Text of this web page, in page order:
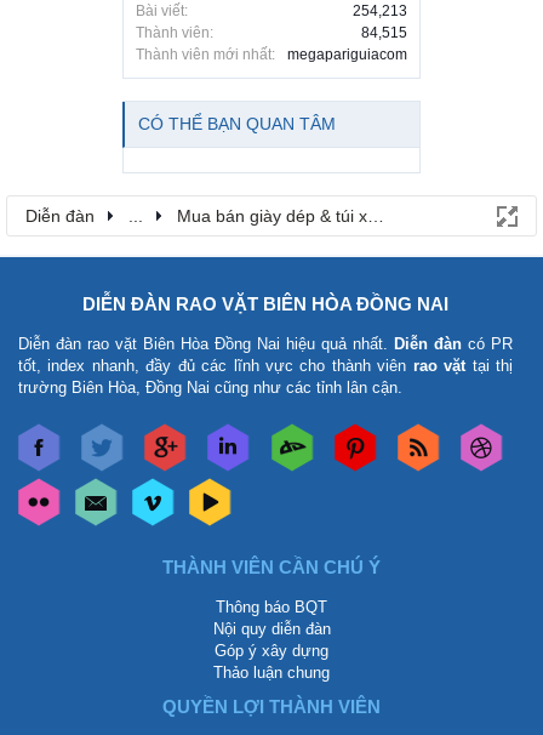
Bài viết:
254,213
Thành viên:
84,515
Thành viên mới nhất:
megapariguiacom
CÓ THỂ BẠN QUAN TÂM
Diễn đàn Mua bán giày dép & túi xách
DIỄN ĐÀN RAO VẶT BIÊN HÒA ĐỒNG NAI
Diễn đàn rao vặt Biên Hòa Đồng Nai hiệu quả nhất. Diễn đàn có PR
tốt, index nhanh, đầy đủ các lĩnh vực cho thành viên rao vặt tại thị
trường Biên Hòa, Đồng Nai cũng như các tỉnh lân cận.
THÀNH VIÊN CẦN CHÚ Ý
Thông báo BQT
Nội quy diễn đàn
Góp ý xây dựng
Thảo luận chung
QUYỀN LỢI THÀNH VIÊN